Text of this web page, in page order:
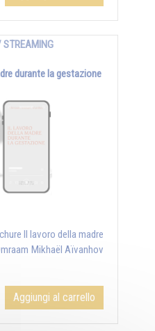
STREAMING
durante la gestazione
Il lavoro della madre
Mikhaël Aïvanhov
Aggiungi al carrello